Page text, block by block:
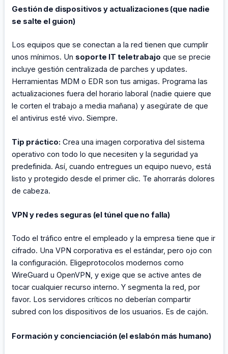
Gestión de dispositivos y actualizaciones (que nadie
se salte el guion)
Los equipos que se conectan a la red tienen que cumplir
unos mínimos. Un soporte IT teletrabajo que se precie
incluye gestión centralizada de parches y updates.
Herramientas MDM o EDR son tus amigas. Programa las
actualizaciones fuera del horario laboral (nadie quiere que
le corten el trabajo a media mañana) y asegúrate de que
el antivirus esté vivo. Siempre.
Tip práctico: Crea una imagen corporativa del sistema
operativo con todo lo que necesiten y la seguridad ya
predefinida. Así, cuando entregues un equipo nuevo, está
listo y protegido desde el primer clic. Te ahorrarás dolores
de cabeza.
VPN y redes seguras (el túnel que no falla)
Todo el tráfico entre el empleado y la empresa tiene que ir
cifrado. Una VPN corporativa es el estándar, pero ojo con
la configuración. Eligeprotocolos modernos como
WireGuard u OpenVPN, y exige que se active antes de
tocar cualquier recurso interno. Y segmenta la red, por
favor. Los servidores críticos no deberían compartir
subred con los dispositivos de los usuarios. Es de cajón.
Formación y concienciación (el eslabón más humano)